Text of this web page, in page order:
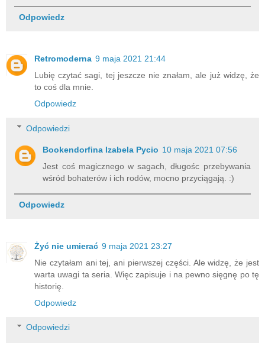
Odpowiedz
Retromoderna 9 maja 2021 21:44
Lubię czytać sagi, tej jeszcze nie znałam, ale już widzę, że
to coś dla mnie.
Odpowiedz
Odpowiedzi
Bookendorfina Izabela Pycio 10 maja 2021 07:56
Jest coś magicznego w sagach, długośc przebywania
wśród bohaterów i ich rodów, mocno przyciągają. :)
Odpowiedz
Żyć nie umierać 9 maja 2021 23:27
Nie czytałam ani tej, ani pierwszej części. Ale widzę, że jest
warta uwagi ta seria. Więc zapisuje i na pewno sięgnę po tę
historię.
Odpowiedz
Odpowiedzi